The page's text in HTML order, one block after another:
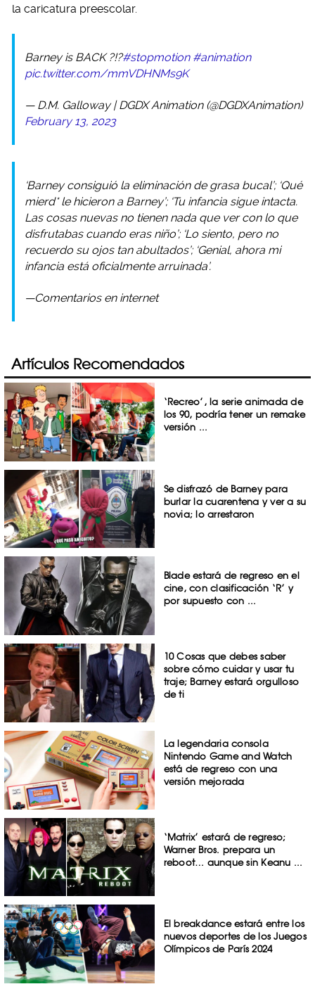
la caricatura preescolar.
Barney is BACK ?!?#stopmotion #animation
pic.twitter.com/mmVDHNMs9K
— D.M. Galloway | DGDX Animation (@DGDXAnimation)
February 13, 2023
‘Barney consiguió la eliminación de grasa bucal’; ‘Qué
mierd* le hicieron a Barney’; ‘Tu infancia sigue intacta.
Las cosas nuevas no tienen nada que ver con lo que
disfrutabas cuando eras niño’; ‘Lo siento, pero no
recuerdo su ojos tan abultados’; ‘Genial, ahora mi
infancia está oficialmente arruinada’.
—Comentarios en internet
Artículos Recomendados
‘Recreo’, la serie animada de
los 90, podría tener un remake
versión ...
Se disfrazó de Barney para
burlar la cuarentena y ver a su
novia; lo arrestaron
Blade estará de regreso en el
cine, con clasificación ‘R’ y
por supuesto con ...
10 Cosas que debes saber
sobre cómo cuidar y usar tu
traje; Barney estará orgulloso
de ti
La legendaria consola
Nintendo Game and Watch
está de regreso con una
versión mejorada
‘Matrix’ estará de regreso;
Warner Bros. prepara un
reboot… aunque sin Keanu ...
El breakdance estará entre los
nuevos deportes de los Juegos
Olímpicos de París 2024